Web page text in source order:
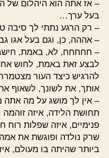
– אז אתה הוא היהלום של
בעל ערך…
– רק הרגע נתתי לך סיבה
– אההה, כן, וגם בעל אגו
– חחחחח, לא, באמת, חישבי
לבצע זאת באמת, לחוש
להרגיש כיצד העור
אותך, את לשונך, לשאוף
– אין לך מושג על מה
תחושת הלידה, איזה זוהמה
פנימיים, איזה שפלות רוח
שרק נולדה ופוגשת את
ביותר שהיתה בו מעולם,